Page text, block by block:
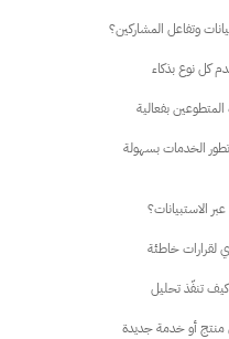
وتفاعل المشاركين؟
كل نوع بذكاء
بفعالية
الخدمات بسهولة
الاستبيانات؟